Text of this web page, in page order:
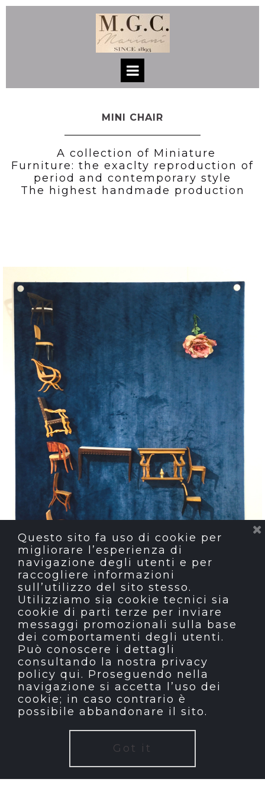
MINI CHAIR
A collection of Miniature
Furniture: the exaclty reproduction of
period and contemporary style
The highest handmade production
Questo sito fa uso di cookie per
migliorare l’esperienza di
navigazione degli utenti e per
raccogliere informazioni
sull’utilizzo del sito stesso.
Utilizziamo sia cookie tecnici sia
cookie di parti terze per inviare
messaggi promozionali sulla base
dei comportamenti degli utenti.
Può conoscere i dettagli
consultando la nostra privacy
policy qui. Proseguendo nella
navigazione si accetta l’uso dei
cookie; in caso contrario è
possibile abbandonare il sito.
Got it